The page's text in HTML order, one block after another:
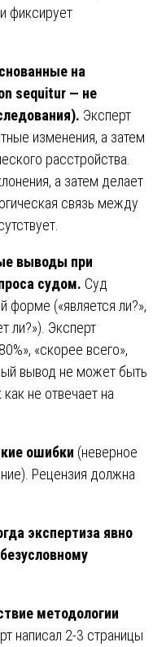
фиксирует
на
sequitur — не
Эксперт
изменения, а затем
расстройства.
а затем делает
связь между
выводы при
судом. Суд
форме («является ли?»,
ли?»). Эксперт
«скорее всего»,
вывод не может быть
не отвечает на
ошибки (неверное
Рецензия должна
экспертиза явно
методологии
написал 2-3 страницы